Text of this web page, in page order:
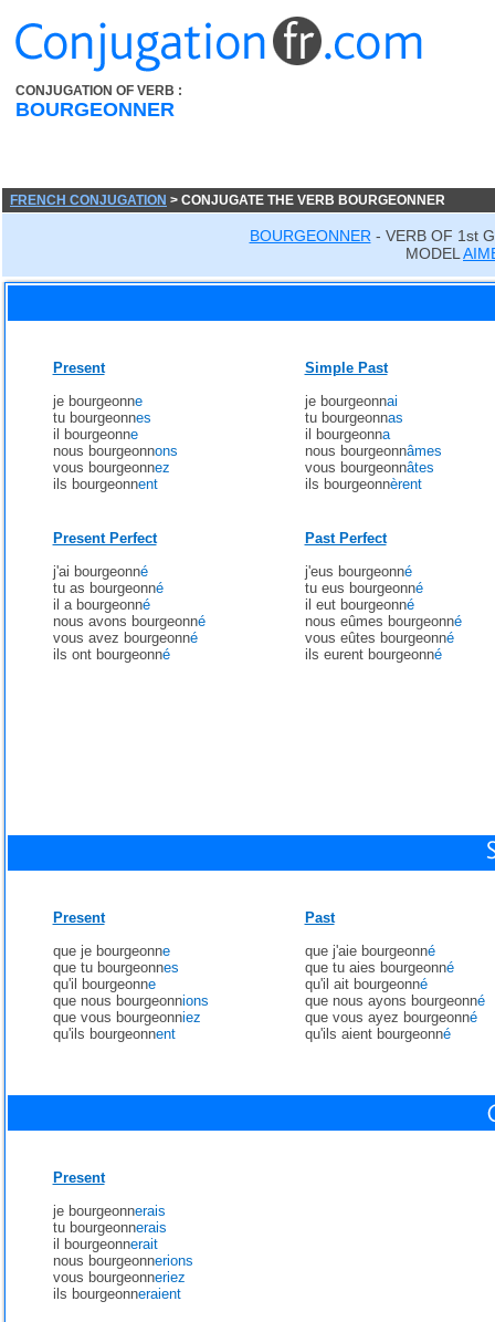
CONJUGATION OF VERB :
BOURGEONNER
FRENCH CONJUGATION > CONJUGATE THE VERB BOURGEONNER
BOURGEONNER - VERB OF 1st
MODEL
Present
je bourgeonne
tu bourgeonnes
il bourgeonne
nous bourgeonnons
vous bourgeonnez
ils bourgeonnent
Simple Past
je bourgeonnai
tu bourgeonnas
il bourgeonna
nous bourgeonnâmes
vous bourgeonnâtes
ils bourgeonnèrent
Present Perfect
j'ai bourgeonné
tu as bourgeonné
il a bourgeonné
nous avons bourgeonné
vous avez bourgeonné
ils ont bourgeonné
Past Perfect
j'eus bourgeonné
tu eus bourgeonné
il eut bourgeonné
nous eûmes bourgeonné
vous eûtes bourgeonné
ils eurent bourgeonné
Present
que je bourgeonne
que tu bourgeonnes
qu'il bourgeonne
que nous bourgeonnions
que vous bourgeonniez
qu'ils bourgeonnent
Past
que j'aie bourgeonné
que tu aies bourgeonné
qu'il ait bourgeonné
que nous ayons bourgeonné
que vous ayez bourgeonné
qu'ils aient bourgeonné
Present
je bourgeonnerais
tu bourgeonnerais
il bourgeonnerait
nous bourgeonnerions
vous bourgeonneriez
ils bourgeonneraient